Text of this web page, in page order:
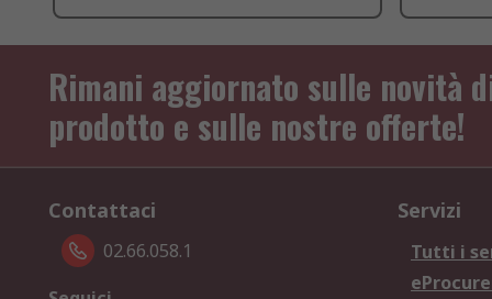
Rimani aggiornato sulle novità
prodotto e sulle nostre offerte!
Contattaci
02.66.058.1
Servizi
Tutti i